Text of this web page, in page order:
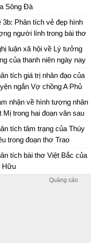
Sông Đà
mẫu 12
3b: Phân tích vẻ đẹp hình
người lính trong bài thơ
Tiến của Quang Dũng.
luận xã hội về Lý tưởng
của thanh niên ngày nay
tích giá trị nhân đạo của
ngắn Vợ chồng A Phủ
chồng A Phủ - Văn mẫu 12
nhận về hình tượng nhân
Mị trong hai đoạn văn sau
lần, mấy năm qua…. Mị
cho chết ngay, chứ
buồn nhớ lại nữa”
mẫu 12
tích tâm trạng của Thúy
trong đoạn thơ Trao
tích bài Trao duyên
tích bài thơ Việt Bắc của
Hữu